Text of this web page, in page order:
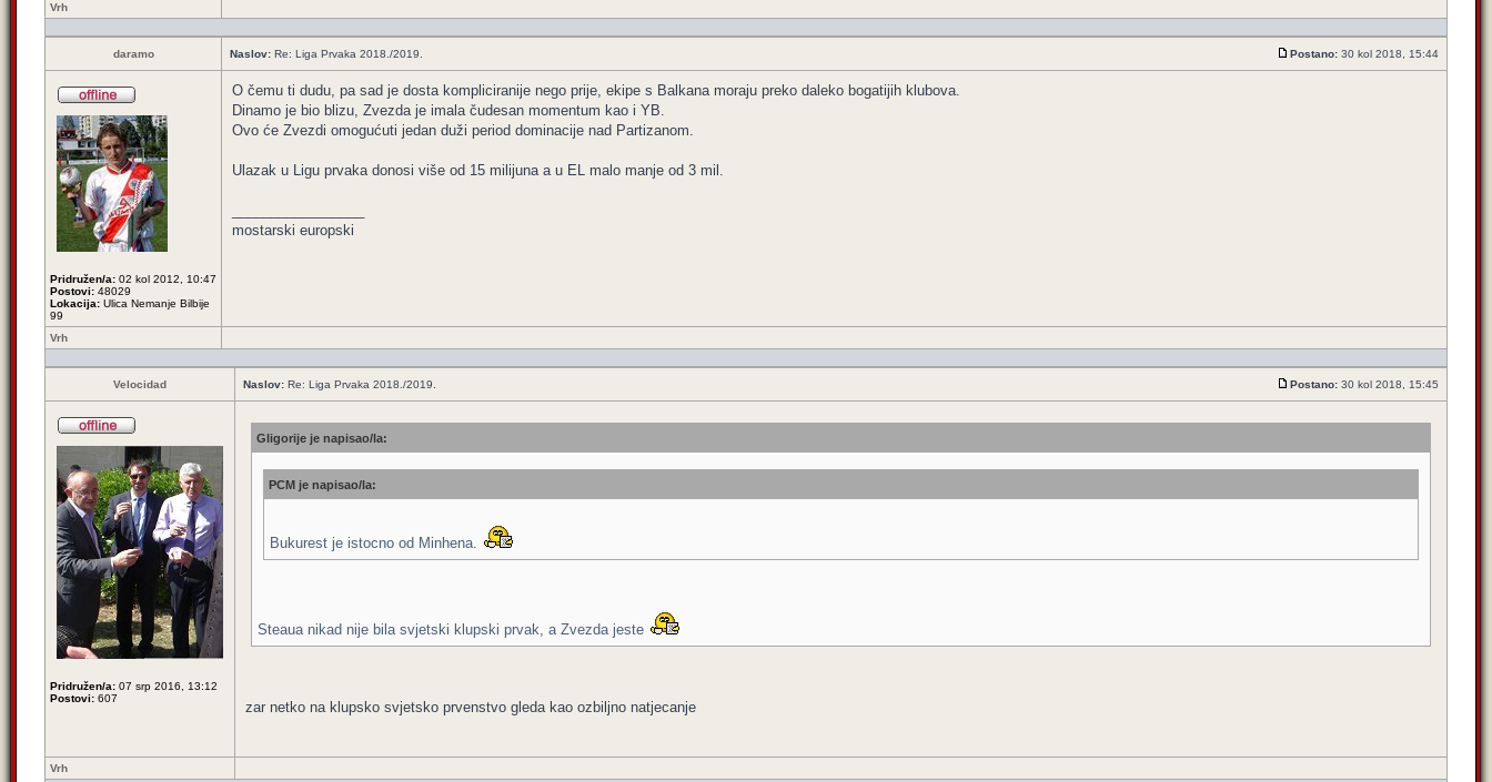
Vrh
daramo Naslov: Re: Liga Prvaka 2018./2019. Postano: 30 kol 2018, 15:44
Pridružen/a: 02 kol 2012, 10:47
Postovi: 48029
Lokacija: Ulica Nemanje Bilbije
99
O čemu ti dudu, pa sad je dosta kompliciranije nego prije, ekipe s Balkana moraju preko daleko bogatijih klubova.
Dinamo je bio blizu, Zvezda je imala čudesan momentum kao i YB.
Ovo će Zvezdi omogućuti jedan duži period dominacije nad Partizanom.
Ulazak u Ligu prvaka donosi više od 15 milijuna a u EL malo manje od 3 mil.
mostarski europski
Vrh
Velocidad Naslov: Re: Liga Prvaka 2018./2019. Postano: 30 kol 2018, 15:45
Pridružen/a: 07 srp 2016, 13:12
Postovi: 607
Gligorije je napisao/la:
PCM je napisao/la:
Bukurest je istocno od Minhena.
Steaua nikad nije bila svjetski klupski prvak, a Zvezda jeste
zar netko na klupsko svjetsko prvenstvo gleda kao ozbiljno natjecanje
Vrh